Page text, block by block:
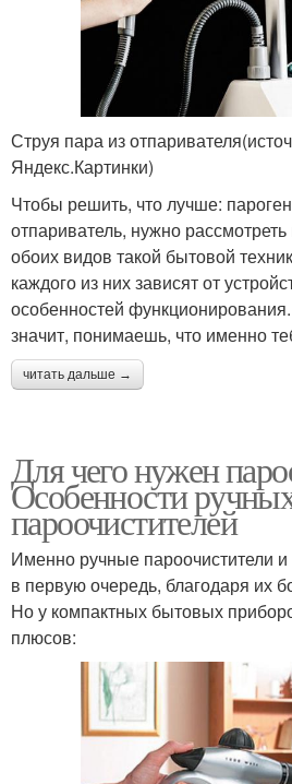
Струя пара из
Яндекс.Картинки)
Чтобы решить, что лучше:
отпариватель, нужно
обоих видов такой бытовой
каждого из них зависят от
особенностей
значит, понимаешь, что именно
читать дальше →
Для чего нужен
Особенности
пароочистителей
Именно ручные пароочистители
в первую очередь, благодаря их
Но у компактных бытовых
плюсов: